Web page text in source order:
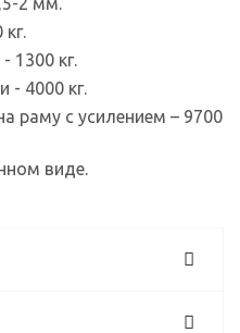
1300 кг.
- 4000 кг.
раму с усилением – 9700
виде.